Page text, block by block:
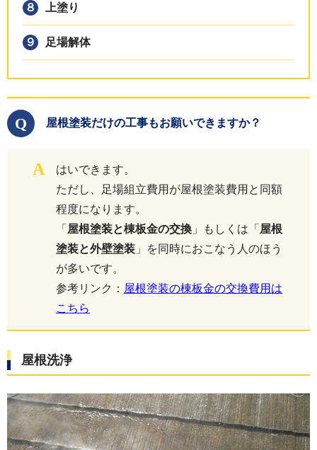
上塗り
足場解体
Q 屋根塗装だけの工事もお願いできますか？
A
はいできます。
ただし、足場組立費用が屋根塗装費用と同額
程度になります。
「 屋根塗装と棟板金の交換 」もしくは「 屋根
塗装と外壁塗装 」を同時におこなう人のほう
が多いです。
参考リンク： 屋根塗装の棟板金の交換費用は
こちら
屋根洗浄